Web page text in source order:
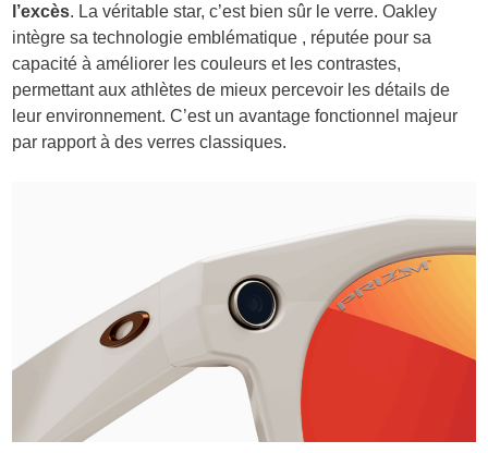
l’excès. La véritable star, c’est bien sûr le verre. Oakley
intègre sa technologie emblématique , réputée pour sa
capacité à améliorer les couleurs et les contrastes,
permettant aux athlètes de mieux percevoir les détails de
leur environnement. C’est un avantage fonctionnel majeur
par rapport à des verres classiques.